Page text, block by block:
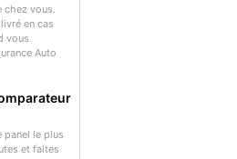
chez vous.
en cas
vous
Auto
panel le plus
et faites